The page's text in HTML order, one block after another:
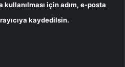
kullanılması için adım, e-posta
kaydedilsin.